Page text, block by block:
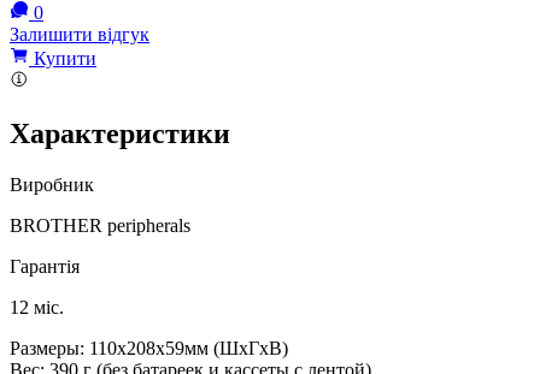
0
Залишити відгук
Купити
Характеристики
Виробник
BROTHER peripherals
Гарантія
12 міс.
Размеры: 110x208x59мм (ШxГxВ)
Вес: 390 г (без батареек и кассеты с лентой)